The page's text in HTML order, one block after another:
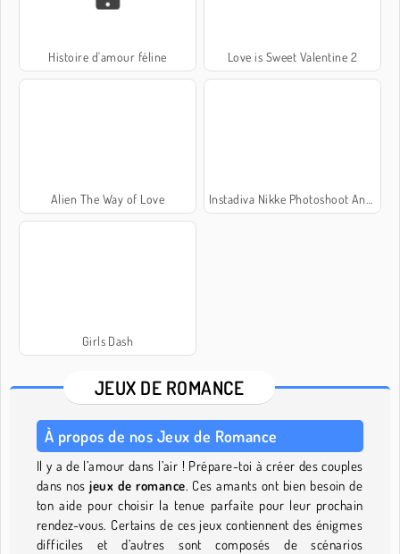
Histoire d'amour féline Love is Sweet Valentine 2
Alien The Way of Love Instadiva Nikke Photoshoot And Date Night
Girls Dash
JEUX DE ROMANCE
À propos de nos Jeux de Romance
Il y a de l’amour dans l’air ! Prépare-toi à créer des couples
dans nosjeux de romance. Ces amants ont bien besoin de
ton aide pour choisir la tenue parfaite pour leur prochain
rendez-vous. Certains de ces jeux contiennent des énigmes
difficiles et d’autres sont composés de scénarios